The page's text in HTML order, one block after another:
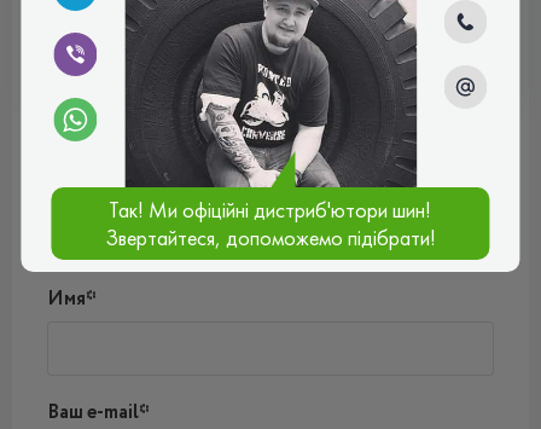
ВСЕСЕЗОННІ
Отзывы (0)
Пока нет комментариев
Написать комментарий
Имя*
Ваш e-mail*
Так! Ми офіційні дистриб'ютори шин!
Звертайтеся, допоможемо підібрати!